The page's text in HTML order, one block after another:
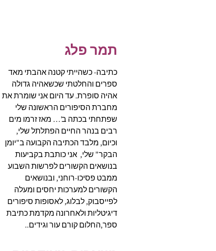
תמר פלג
כתיבה- כשהייתי קטנה אהבתי מאד
ספרים והחלטתי שכשאהיה גדולה
אהיה סופרת. עד היום אני שומרת את
מחברת הסיפורים הראשונה שלי
שפתחתי בכתה ב'… מאז זרמו מים
רבים בנהר החיים הפתלתל שלי,
וכיום, מלבד הכתיבה הקבועה ב"יומן
הבקר" שלי, אני כותבת בקביעות
בנושאים הקשורים לפרשות השבוע
ממבט פסיכו-רוחני, ובנושאים
הקשורים למערכות יחסים ומעלה
לפייסבוק, לבלוג, לאסופות סיפורים
דיגיטליות ולאחרונה מקדמת כתיבת
ספר,החלום קורם עור וגידים..